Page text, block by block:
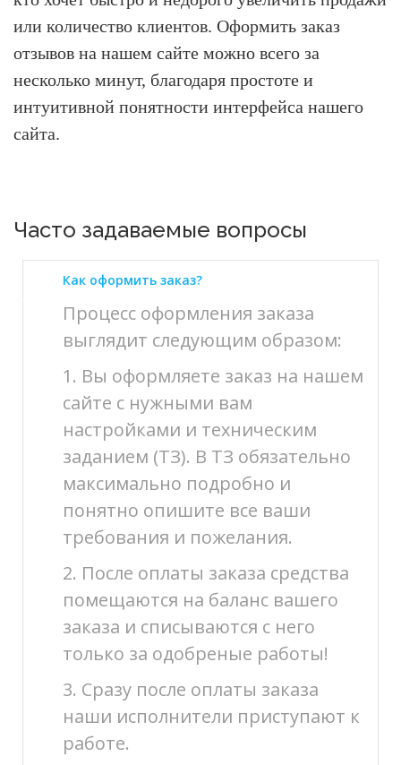
или количество клиентов. Оформить заказ
отзывов на нашем сайте можно всего за
несколько минут, благодаря простоте и
интуитивной понятности интерфейса нашего
сайта.
Часто задаваемые вопросы
Как оформить заказ?
Процесс оформления заказа
выглядит следующим образом:
1. Вы оформляете заказ на нашем
сайте с нужными вам
настройками и техническим
заданием (ТЗ). В ТЗ обязательно
максимально подробно и
понятно опишите все ваши
требования и пожелания.
2. После оплаты заказа средства
помещаются на баланс вашего
заказа и списываются с него
только за одобреные работы!
3. Сразу после оплаты заказа
наши исполнители приступают к
работе.